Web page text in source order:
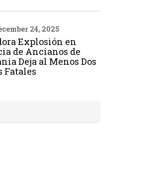
24, 2025
Explosión en
de Ancianos de
Deja al Menos Dos
Fatales